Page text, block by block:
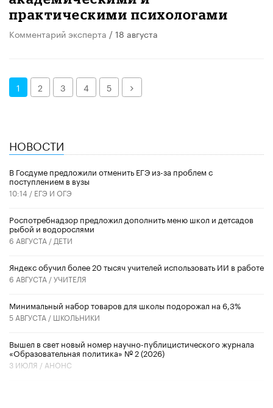
практическими психологами
Комментарий эксперта / 18 августа
1 2 3 4 5 Далее
НОВОСТИ
В Госдуме предложили отменить ЕГЭ из-за проблем с
поступлением в вузы
10:14 / ЕГЭ И ОГЭ
Роспотребнадзор предложил дополнить меню школ и детсадов
рыбой и водорослями
6 АВГУСТА / ДЕТИ
​Яндекс обучил более 20 тысяч учителей использовать ИИ в работе
6 АВГУСТА /УЧИТЕЛЯ
Минимальный набор товаров для школы подорожал на 6,3%
5 АВГУСТА / ШКОЛЬНИКИ
Вышел в свет новый номер научно-публицистического журнала
«Образовательная политика» № 2 (2026)
3 ИЮЛЯ / АНОНС